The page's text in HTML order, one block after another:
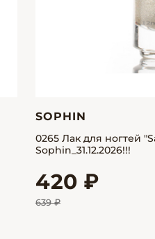
SOPHIN
0265 Лак для ногтей
Sophin_31.12.2026!!!
420 ₽
639 ₽